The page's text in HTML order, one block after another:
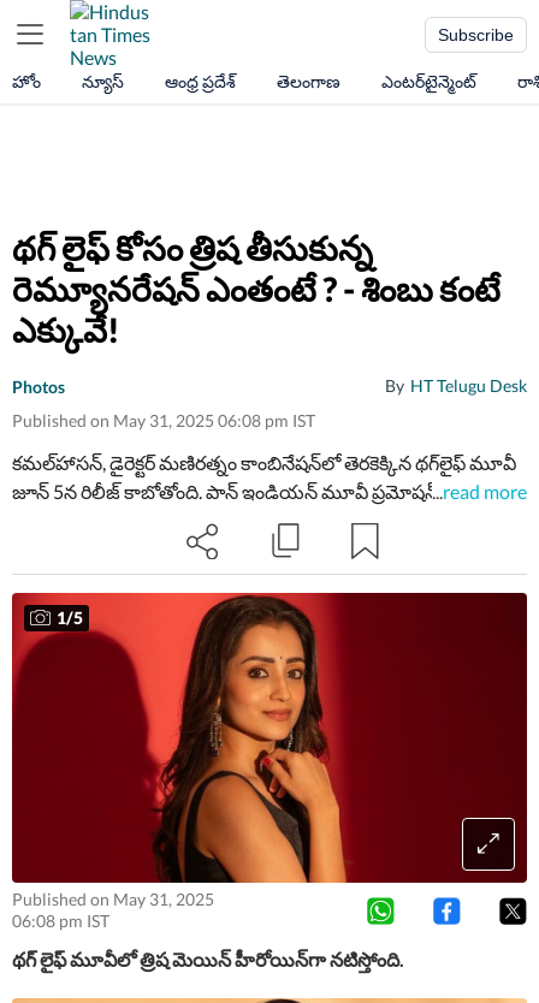
Subscribe
హోం న్యూస్ ఆంధ్ర ప్రదేశ్ తెలంగాణ ఎంటర్‌టైన్మెంట్
థ‌గ్ లైఫ్ కోసం త్రిష తీసుకున్న
రెమ్యూన‌రేష‌న్ ఎంతంటే ? - శింబు కంటే
ఎక్కువే!
Photos By HT Telugu Desk
Published on May 31, 2025 06:08 pm IST
క‌మ‌ల్‌హాస‌న్, డైరెక్ట‌ర్ మ‌ణిర‌త్నం కాంబినేష‌న్‌లో తెర‌కెక్కిన థ‌గ్‌లైఫ్ మూవీ
జూన్ 5న రిలీజ్ కాబోతోంది. పాన్ ఇండియ‌న్ మూవీ ప్ర‌మోష‌న్స్‌తో మేక‌ర్స్
బిజీగా ఉన్నారు. థ‌గ్ లైఫ్‌లో ద‌క్షిణాదితో పాటు బాలీవుడ్‌కు చెందిన
ప‌లువురు న‌టీన‌టులు కీల‌క పాత్ర‌ల్లో క‌నిపించ‌బోతున్నారు.
...read more
1/5
Published on May 31, 2025
06:08 pm IST
థ‌గ్ లైఫ్ మూవీలో త్రిష మెయిన్ హీరోయిన్‌గా న‌టిస్తోంది.